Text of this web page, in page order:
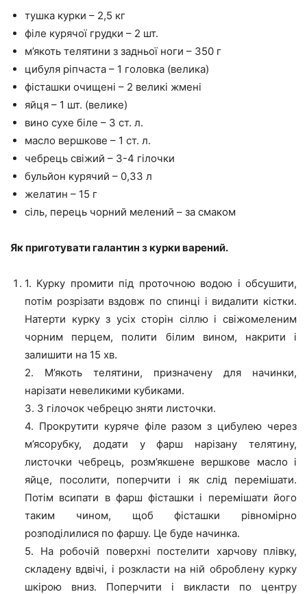
тушка курки – 2,5 кг
філе курячої грудки – 2 шт.
м’якоть телятини з задньої ноги – 350 г
цибуля ріпчаста – 1 головка (велика)
фісташки очищені – 2 великі жмені
яйця – 1 шт. (велике)
вино сухе біле – 3 ст. л.
масло вершкове – 1 ст. л.
чебрець свіжий – 3-4 гілочки
бульйон курячий – 0,33 л
желатин – 15 г
сіль, перець чорний мелений – за смаком
Як приготувати галантин з курки варений.
1. Курку промити під проточною водою і обсушити,
потім розрізати вздовж по спинці і видалити кістки.
Натерти курку з усіх сторін сіллю і свіжомеленим
чорним перцем, полити білим вином, накрити і
залишити на 15 хв.
2. М’якоть телятини, призначену для начинки,
нарізати невеликими кубиками.
3. З гілочок чебрецю зняти листочки.
4. Прокрутити куряче філе разом з цибулею через
м’ясорубку, додати у фарш нарізану телятину,
листочки чебрець, розм’якшене вершкове масло і
яйце, посолити, поперчити і як слід перемішати.
Потім всипати в фарш фісташки і перемішати його
таким чином, щоб фісташки рівномірно
розподілилися по фаршу. Це буде начинка.
5. На робочій поверхні постелити харчову плівку,
складену вдвічі, і розкласти на ній оброблену курку
шкірою вниз. Поперчити і викласти по центру